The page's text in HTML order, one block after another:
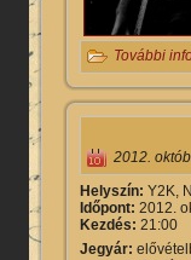
További
2012.
H elyszín: Y2K,
Időpont: 2012.
Kezdés: 21:00
Jegyár: